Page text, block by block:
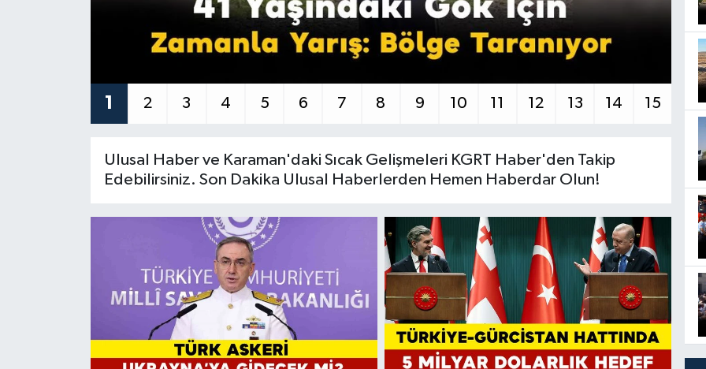
1 2 3 4 5 6 7 8 9 10 11 12 13 14 15
Ulusal Haber ve Karaman'daki Sıcak Gelişmeleri KGRT Haber'den Takip
Edebilirsiniz. Son Dakika Ulusal Haberlerden Hemen Haberdar Olun!